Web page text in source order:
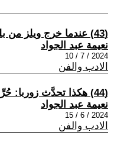
(43) عندما خرج ويلز من بلد العميان
نعيمة عبد الجواد
2024 / 7 / 10
الادب والفن
(44) هكذا تحدَّث زوربا: حُرِّيات كازانتزاكيس
نعيمة عبد الجواد
2024 / 6 / 15
الادب والفن